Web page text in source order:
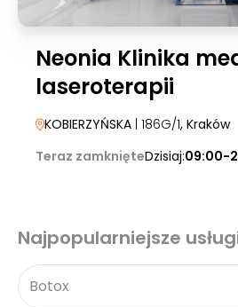
Neonia Klinika
laseroterapii
KOBIERZYŃSKA | 186G/1, Kraków
Teraz zamknięteDzisiaj:09:00-
Najpopularniejsze
Botox